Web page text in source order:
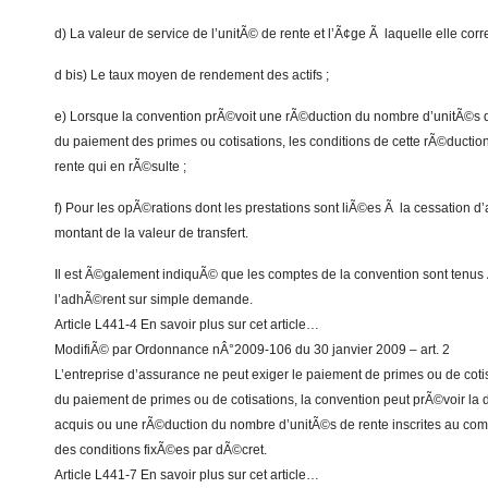
d) La valeur de service de l’unitÃ© de rente et l’Ã¢ge Ã laquelle elle
d bis) Le taux moyen de rendement des actifs ;
e) Lorsque la convention prÃ©voit une rÃ©duction du nombre d’unitÃ©s
du paiement des primes ou cotisations, les conditions de cette
rente qui en rÃ©sulte ;
f) Pour les opÃ©rations dont les prestations sont liÃ©es Ã la cessation
montant de la valeur de transfert.
Il est Ã©galement indiquÃ© que les comptes de la convention sont
l’adhÃ©rent sur simple demande.
Article L441-4 En savoir plus sur cet article…
ModifiÃ© par Ordonnance nÂ°2009-106 du 30 janvier 2009 – art. 2
L’entreprise d’assurance ne peut exiger le paiement de primes ou de
du paiement de primes ou de cotisations, la convention peut prÃ©voir la
acquis ou une rÃ©duction du nombre d’unitÃ©s de rente inscrites au
des conditions fixÃ©es par dÃ©cret.
Article L441-7 En savoir plus sur cet article…